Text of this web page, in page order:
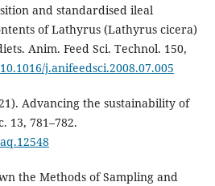
and standardised ileal
of Lathyrus (Lathyrus cicera)
Anim. Feed Sci. Technol. 150,
j.anifeedsci.2008.07.005
Advancing the sustainability of
13, 781–782.
the Methods of Sampling and